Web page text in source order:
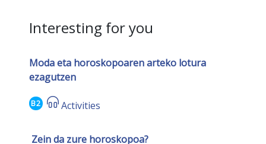
Interesting for you
Moda eta horoskopoaren arteko lotura
ezagutzen
B2 Activities
Zein da zure horoskopoa?